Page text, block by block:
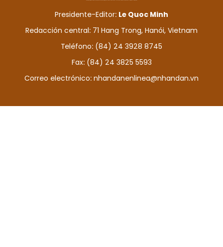
INTERNACIONAL
DEPORTES
VIAJES
PUENTE DE AMISTAD
HISTORIAS MULTIMEDIA
Presidente-Editor: Le Quoc Minh
Redacción central: 71 Hang Trong, Hanói, Vietnam
Teléfono: (84) 24 3928 8745
Fax: (84) 24 3825 5593
Correo electrónico: nhandanenlinea@nhandan.vn